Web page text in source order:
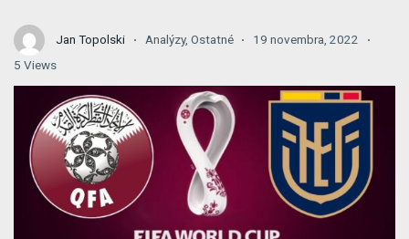
Jan Topolski Analýzy, Ostatné
19 novembra, 2022
5 Views